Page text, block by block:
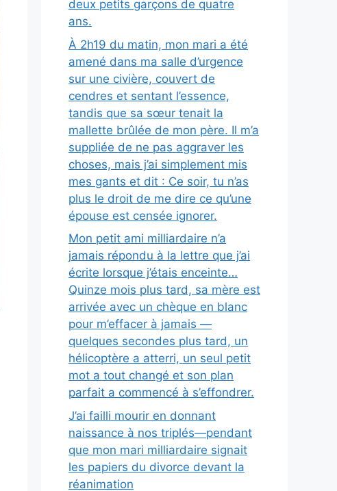
deux petits garçons de quatre
ans.
À 2h19 du matin, mon mari a été
amené dans ma salle d’urgence
sur une civière, couvert de
cendres et sentant l’essence,
tandis que sa sœur tenait la
mallette brûlée de mon père. Il m’a
suppliée de ne pas aggraver les
choses, mais j’ai simplement mis
mes gants et dit : Ce soir, tu n’as
plus le droit de me dire ce qu’une
épouse est censée ignorer.
Mon petit ami milliardaire n’a
jamais répondu à la lettre que j’ai
écrite lorsque j’étais enceinte…
Quinze mois plus tard, sa mère est
arrivée avec un chèque en blanc
pour m’effacer à jamais —
quelques secondes plus tard, un
hélicoptère a atterri, un seul petit
mot a tout changé et son plan
parfait a commencé à s’effondrer.
J’ai failli mourir en donnant
naissance à nos triplés—pendant
que mon mari milliardaire signait
les papiers du divorce devant la
réanimation